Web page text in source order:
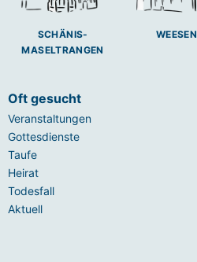
SCHÄNIS-
MASELTRANGEN
WEESEN
Oft gesucht
Veranstaltungen
Gottesdienste
Taufe
Heirat
Todesfall
Aktuell